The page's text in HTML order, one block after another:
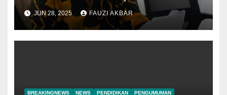
Panitia
JUN 28, 2025 FAUZI AKBAR
BREAKINGNEWS NEWS PENDIDIKAN PENGUMUMAN